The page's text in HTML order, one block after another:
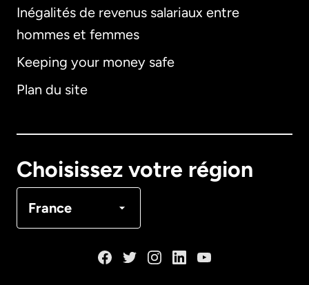
Inégalités de revenus salariaux entre
hommes et femmes
Keeping your money safe
Plan du site
Choisissez votre région
France
France